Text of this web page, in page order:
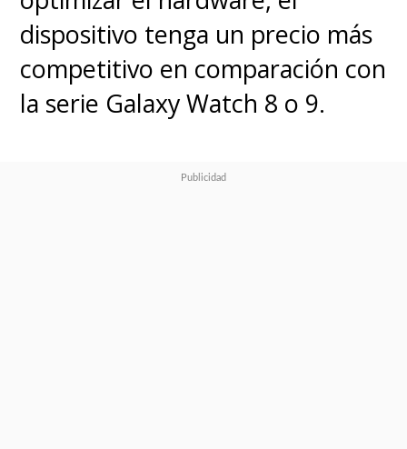
dispositivo tenga un precio más
competitivo en comparación con
la serie Galaxy Watch 8 o 9.